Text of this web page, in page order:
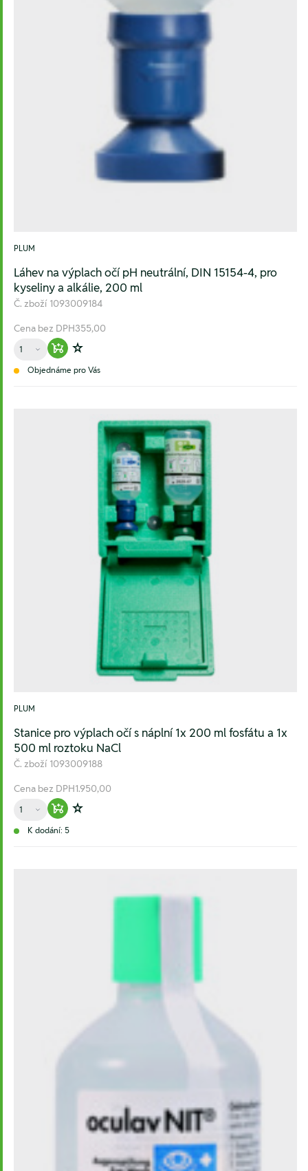
PLUM
Láhev na výplach očí pH neutrální, DIN 15154-4, pro
kyseliny a alkálie, 200 ml
Č. zboží 1093009184
Cena bez DPH355,00
Množství
Warenkorb hinzufügen
Zur Wunschliste hinzufügen
Objednáme pro Vás
PLUM
Stanice pro výplach očí s náplní 1x 200 ml fosfátu a 1x
500 ml roztoku NaCl
Č. zboží 1093009188
Cena bez DPH1.950,00
Množství
Warenkorb hinzufügen
Zur Wunschliste hinzufügen
K dodání: 5